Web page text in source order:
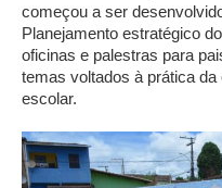
começou a ser
Planejamento estratégico
oficinas e palestras para
temas voltados à prática
escolar.